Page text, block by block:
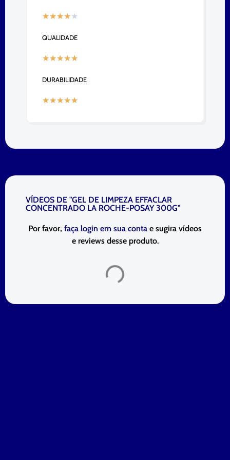
★★★★★
QUALIDADE
★★★★★
DURABILIDADE
★★★★★
VÍDEOS DE "GEL DE LIMPEZA EFFACLAR
CONCENTRADO LA ROCHE-POSAY 300G"
Por favor, faça login em sua conta e sugira vídeos
e reviews desse produto.